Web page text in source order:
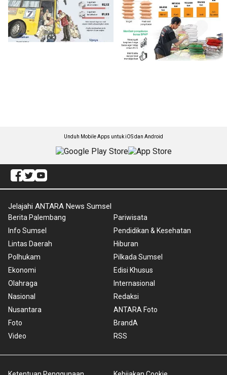
Unduh Mobile Apps untuk iOS dan Android
Jelajahi ANTARA News Sumsel
Berita Palembang
Info Sumsel
Lintas Daerah
Polhukam
Ekonomi
Olahraga
Nasional
Nusantara
Foto
Video
Pariwisata
Pendidikan & Kesehatan
Hiburan
Pilkada Sumsel
Edisi Khusus
Internasional
Redaksi
ANTARA Foto
BrandA
RSS